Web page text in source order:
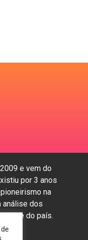
e vem do
por 3 anos
na
análise dos
e do país.